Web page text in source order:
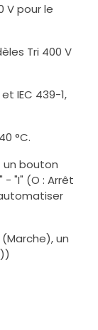
V pour le
Tri 400 V
IEC 439-1,
°C.
un bouton
"I" (O : Arrêt
un